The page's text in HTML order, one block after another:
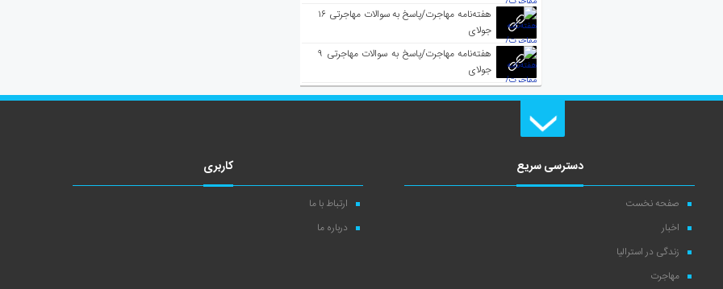
هفته‌نامه مهاجرت/پاسخ به سوالات مهاجرتی ۱۶
جولای
هفته‌نامه مهاجرت/پاسخ به سوالات مهاجرتی ۹
جولای
دسترسی سریع
صفحه نخست
اخبار
زندگی در استرالیا
مهاجرت
کاربری
ارتباط با ما
درباره ما